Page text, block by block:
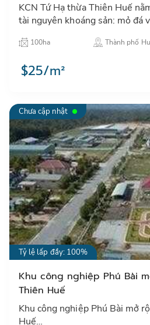
KCN Tứ Hạ thừa Thiên Huế
tài nguyên khoáng sản: mỏ đá
Granit, mỏ cao lanh Văn
lượng tốt thu…
100ha Thành phố
$25/m²
Chưa cập nhật
Tỷ lệ lấp đầy: 100%
Khu công nghiệp Phú Bài
Thiên Huế
Khu công nghiệp Phú Bài mở
Huế…